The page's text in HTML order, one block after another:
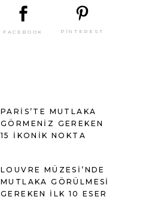
FACEBOOK PINTEREST
PARIS’TE MUTLAKA
GÖRMENIZ GEREKEN
15 İKONIK NOKTA
LOUVRE MÜZESI’NDE
MUTLAKA GÖRÜLMESI
GEREKEN İLK 10 ESER